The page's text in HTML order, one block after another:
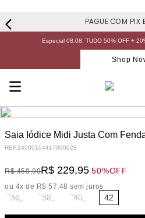
PAGUE COM PIX E
Especial 08.08: TUDO 50% OFF +
Shop
Saia Iódice Midi Justa Com
REF.24000104417000023
R$ 459,90R$ 229,95 50%OFF
ou 4x de R$ 57,48 sem juros
36 38 40 42